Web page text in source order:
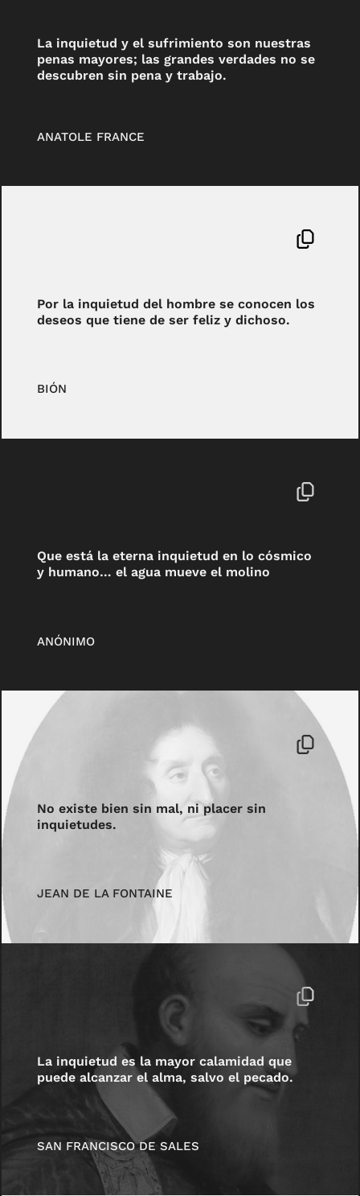
La inquietud y el sufrimiento son nuestras
penas mayores; las grandes verdades no se
descubren sin pena y trabajo.
ANATOLE FRANCE
Por la inquietud del hombre se conocen los
deseos que tiene de ser feliz y dichoso.
BIÓN
Que está la eterna inquietud en lo cósmico
y humano… el agua mueve el molino
ANÓNIMO
No existe bien sin mal, ni placer sin
inquietudes.
JEAN DE LA FONTAINE
La inquietud es la mayor calamidad que
puede alcanzar el alma, salvo el pecado.
SAN FRANCISCO DE SALES